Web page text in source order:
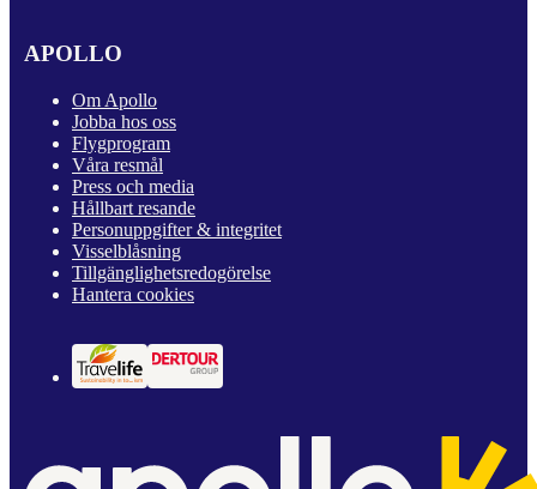
APOLLO
Om Apollo
Jobba hos oss
Flygprogram
Våra resmål
Press och media
Hållbart resande
Personuppgifter & integritet
Visselblåsning
Tillgänglighetsredogörelse
Hantera cookies